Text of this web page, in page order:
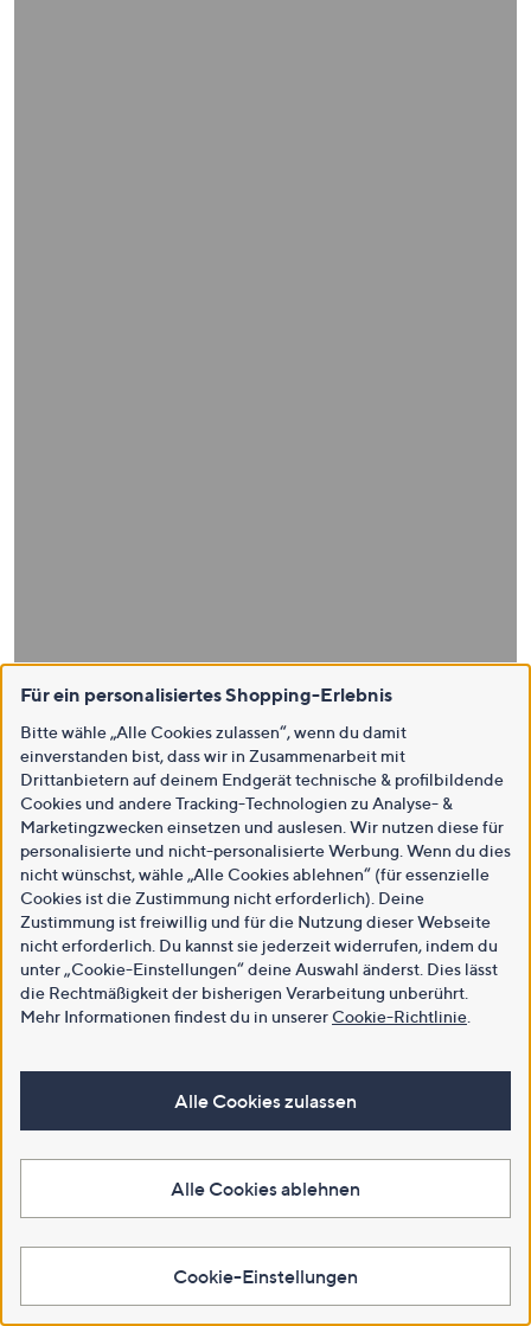
Für ein personalisiertes Shopping-Erlebnis
Bitte wähle „Alle Cookies zulassen“, wenn du damit
einverstanden bist, dass wir in Zusammenarbeit mit
Drittanbietern auf deinem Endgerät technische & profilbildende
Cookies und andere Tracking-Technologien zu Analyse- &
Marketingzwecken einsetzen und auslesen. Wir nutzen diese für
personalisierte und nicht-personalisierte Werbung. Wenn du dies
nicht wünschst, wähle „Alle Cookies ablehnen“ (für essenzielle
Cookies ist die Zustimmung nicht erforderlich). Deine
Zustimmung ist freiwillig und für die Nutzung dieser Webseite
nicht erforderlich. Du kannst sie jederzeit widerrufen, indem du
unter „Cookie-Einstellungen“ deine Auswahl änderst. Dies lässt
die Rechtmäßigkeit der bisherigen Verarbeitung unberührt.
Mehr Informationen findest du in unsererCookie-Richtlinie
Alle Cookies zulassen
Alle Cookies ablehnen
Cookie-Einstellungen